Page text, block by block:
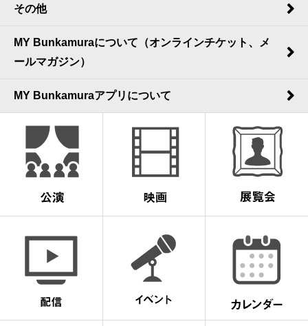
その他
MY Bunkamuraについて（オンラインチケット、メ
ールマガジン）
MY Bunkamuraアプリについて